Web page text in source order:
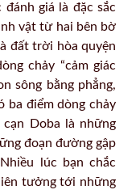
giá là đặc sắc
vật từ hai bên bờ
đất trời hòa quyện
chảy “cảm giác
sông bằng phẳng,
ba điểm dòng chảy
Doba là những
đoạn đường gập
lúc bạn chắc
tưởng tới những